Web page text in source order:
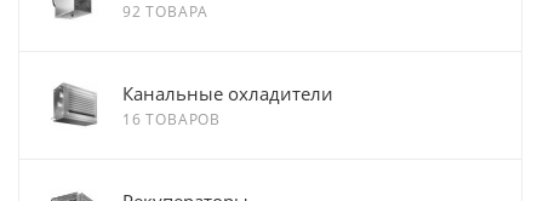
92 ТОВАРА
Канальные охладители
16 ТОВАРОВ